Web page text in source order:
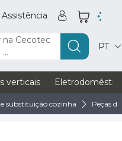
Assistência
na Cecotec
...
PT
verticais
substituição cozinha Peças